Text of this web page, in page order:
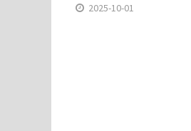
2025-10-01